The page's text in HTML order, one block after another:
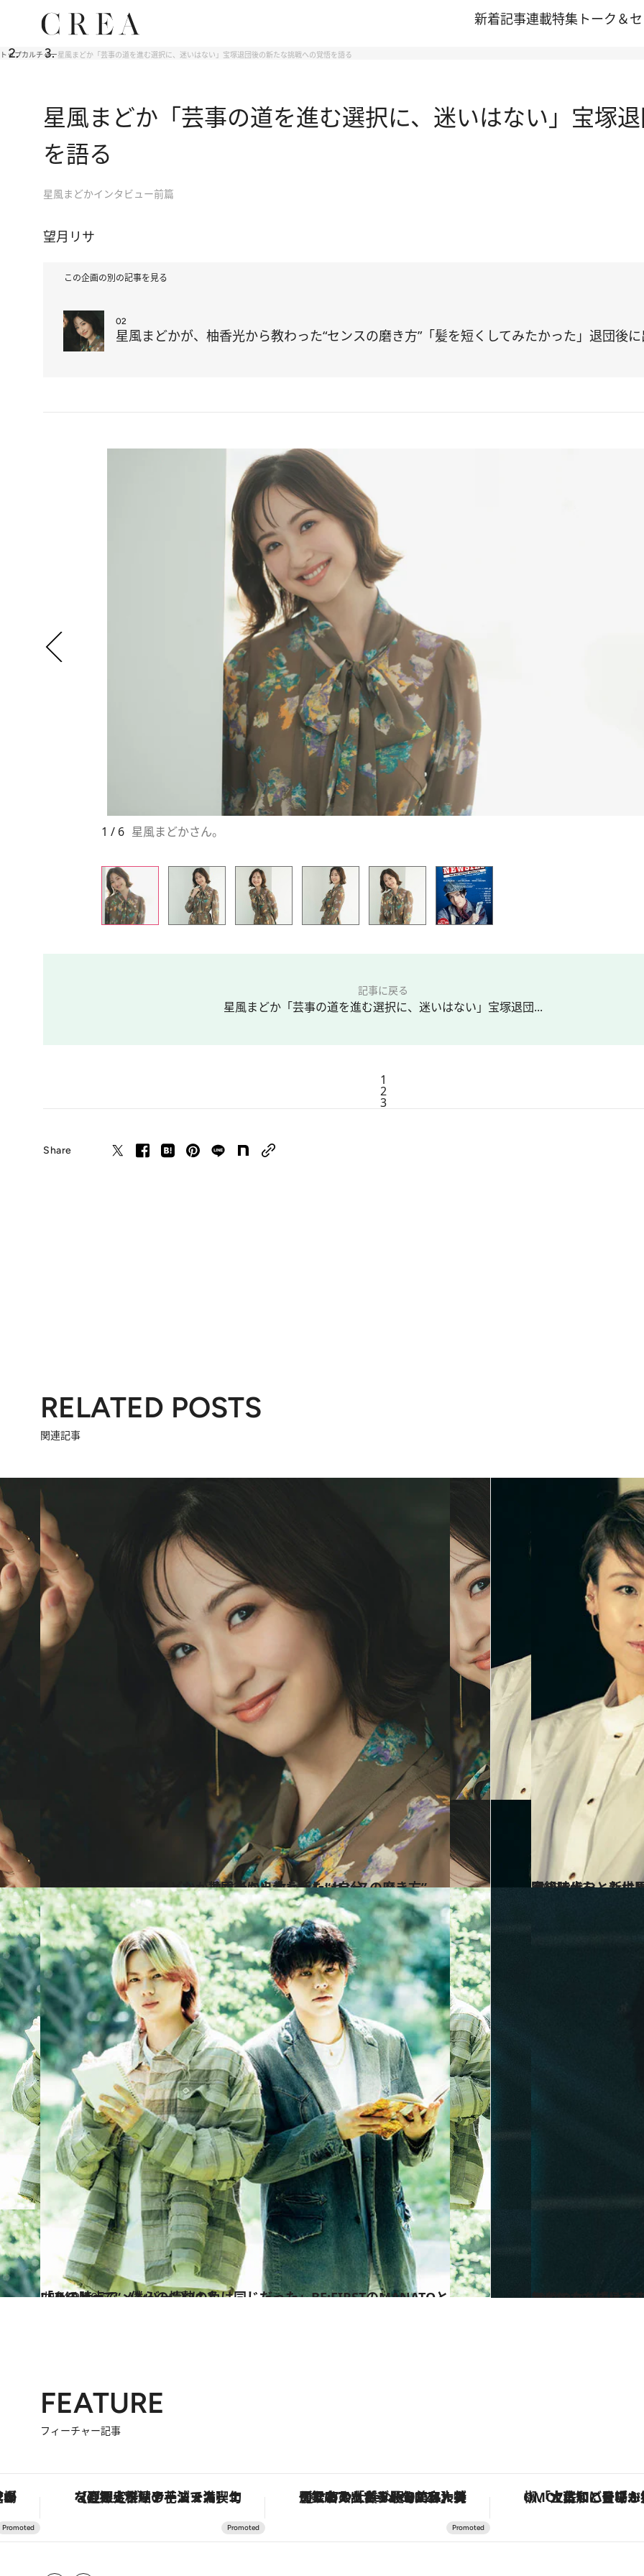
新着記事連載特集 トーク＆
トップカルチャー星風まどか「芸事の道を進む選択に、迷いはない」宝塚退団後の新たな挑戦への覚悟を語る
星風まどか「芸事の道を進む選択に、迷いはない」宝塚
を語る
星風まどかインタビュー前篇
望月リサ
この企画の別の記事を見る
02
星風まどかが、柚香光から教わった“センスの磨き方”「髪を短くしてみたかった」退団後
1 / 6 星風まどかさん。
記事に戻る
星風まどか「芸事の道を進む選択に、迷いはない」宝塚退団...
1
2
3
Share
RELATED POSTS
関連記事
2024.10.6
【続きを読む】星風まどかが柚香光から教わった“センスの磨き方” 「髪を短くしてみたかった」退団後に出会う新しい自分
カルチャー 2023.8.22
宙組時代をともに駆け抜けた盟友 寿つかさと七海ひろきの軌跡 宝塚退団後に歩む、
カルチャー
2024.9.30
「あの時点で、僕らの情熱の色は同じだった」BE:FIRSTのMANATOとLEOにとって“メンバー”とは？
カルチャー 2024.9.29
舞台に立ち続ける森田剛が「客席は見ない」「見えて
カルチャー
FEATURE
フィーチャー記事
」。旅愛好家のお気に入りコレクションから、ジェンダーレスな新作が登場 【夏限定ディナーコース】旬を迎える稚鮎や花ズッキーニなどをイタリア・トスカーナの郷土料理の手法で満喫！ 【銀座で出合う最旬美容】美髪ケアや上質な眠り…セルフケアのアップデートから、特別な名入れギフトまで。大人のための「ReFa GINZA」クルーズ 「土佐和ハーブかき氷」がOMO7高知に登